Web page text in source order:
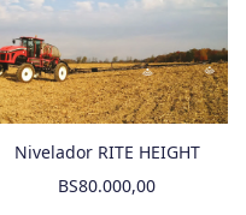
Nivelador RITE HEIGHT
BS80.000,00